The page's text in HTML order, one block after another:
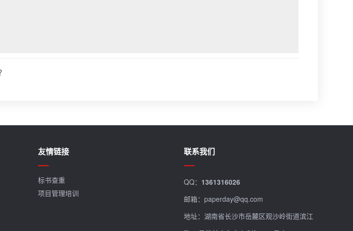
友情链接
标书查重
项目管理培训
联系我们
QQ： 1361316026
邮箱：paperday@qq.com
地址：湖南省长沙市岳麓区观沙岭街道滨江